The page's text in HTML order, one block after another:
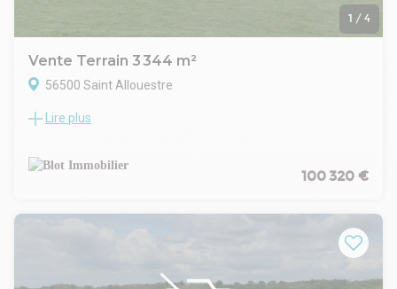
1 / 4
Vente Terrain 3 344 m²
56500 Saint Allouestre
Au carrefour des axes VANNES / ST BRIEUC et LORIENT /
Visibilité de la N24.
Un terrain constructible d'une surface de 3 344 m² environ, à
Au carrefour des axes VANNES / ST BRIEUC et LORIENT /
D'autres surfaces peuvent vous être proposées !
Lire plus
100 320 €